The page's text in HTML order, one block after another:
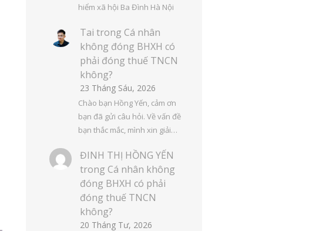
hiểm xã hội Ba Đình Hà Nội
Tai trong Cá nhân
không đóng BHXH có
phải đóng thuế TNCN
không?
23 Tháng Sáu, 2026
Chào bạn Hồng Yến, cảm ơn
bạn đã gửi câu hỏi. Về vấn đề
bạn thắc mắc, mình xin giải…
ĐINH THỊ HỒNG YẾN
trong Cá nhân không
đóng BHXH có phải
đóng thuế TNCN
không?
20 Tháng Tư, 2026